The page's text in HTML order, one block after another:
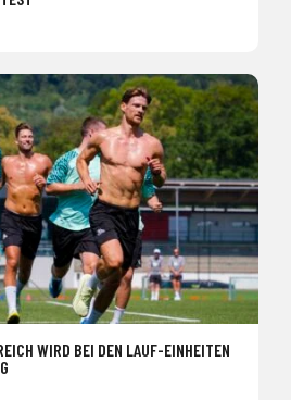
WIRD BEI DEN LAUF-EINHEITEN